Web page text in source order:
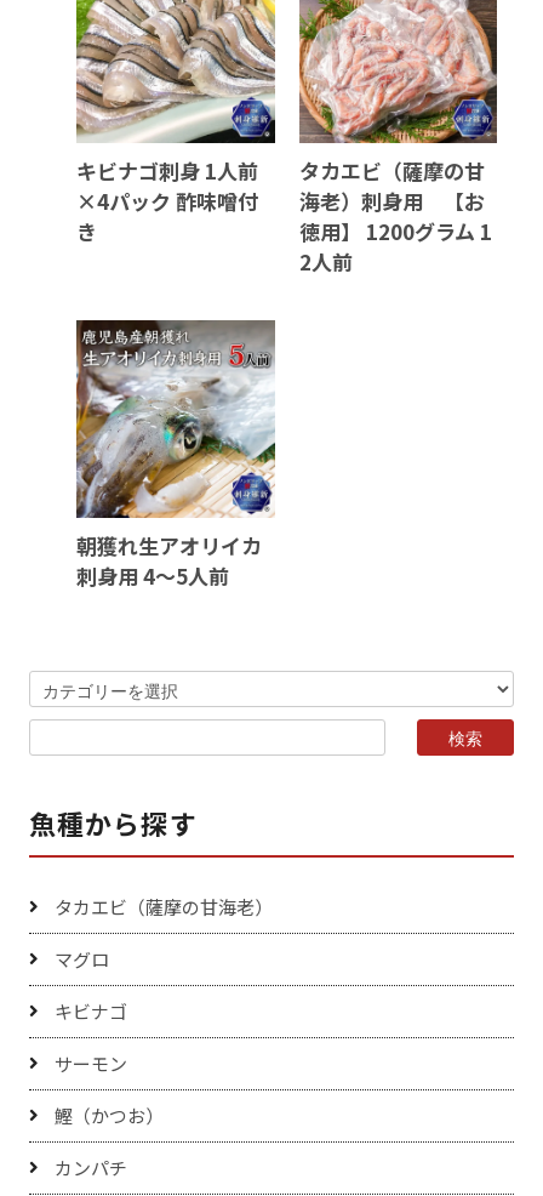
キビナゴ刺身 1人前
×4パック 酢味噌付
き
タカエビ（薩摩の甘
海老）刺身用 【お
徳用】 1200グラム 1
2人前
朝獲れ生アオリイカ
刺身用 4～5人前
魚種から探す
タカエビ（薩摩の甘海老）
マグロ
キビナゴ
サーモン
鰹（かつお）
カンパチ